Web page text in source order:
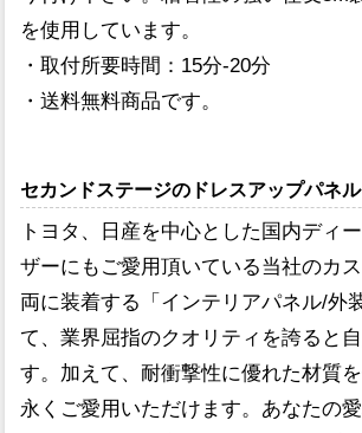
を使用しています。
・取付所要時間：15分-20分
・送料無料商品です。
セカンドステージのドレスアップパネル
トヨタ、日産を中心とした国内ディ
ザーにもご愛用頂いている当社のカ
両に装着する「インテリアパネル/外
て、業界屈指のクオリティを誇ると
す。加えて、耐衝撃性に優れた材質
永くご愛用いただけます。あなたの